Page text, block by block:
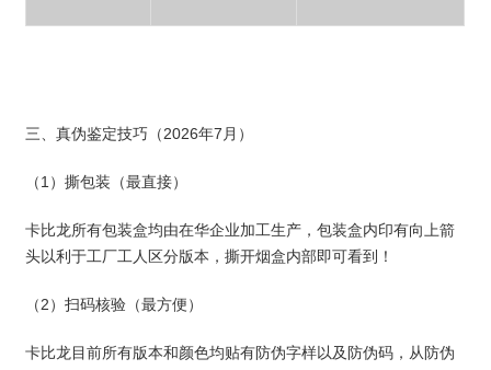
三、真伪鉴定技巧（2026年7月）
（1）撕包装（最直接）
卡比龙所有包装盒均由在华企业加工生产，包装盒内印有向上箭
头以利于工厂工人区分版本，撕开烟盒内部即可看到！
（2）扫码核验（最方便）
卡比龙目前所有版本和颜色均贴有防伪字样以及防伪码，从防伪